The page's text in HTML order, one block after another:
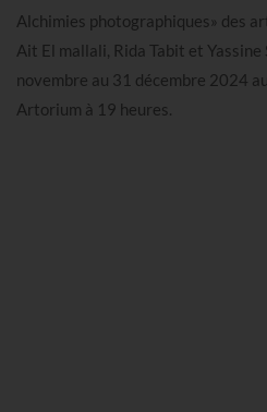
Alchimies photographiques» des
Ait El mallali, Rida Tabit et Yassine
novembre au 31 décembre 2024 au
Artorium à 19 heures.